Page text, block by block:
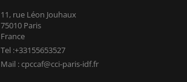
11, rue Léon Jouhaux
75010 Paris
France
Tel :+33155653527
Mail : cpccaf@cci-paris-idf.fr